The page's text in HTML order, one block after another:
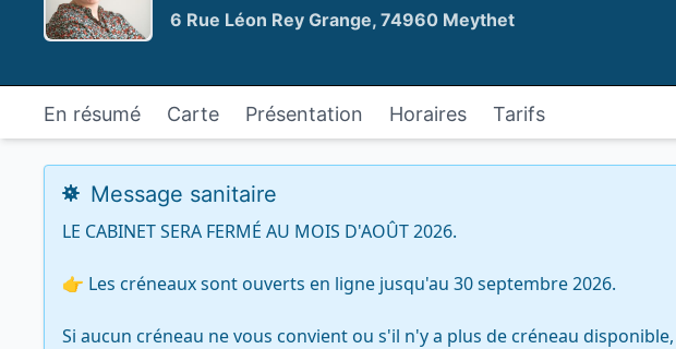
6 Rue Léon Rey Grange, 74960 Meythet
En résumé Carte Présentation Horaires Tarifs
Message sanitaire
LE CABINET SERA FERMÉ AU MOIS D'AOÛT 2026.
👉 Les créneaux sont ouverts en ligne jusqu'au 30 septembre 2026.
Si aucun créneau ne vous convient ou s'il n'y a plus de créneau